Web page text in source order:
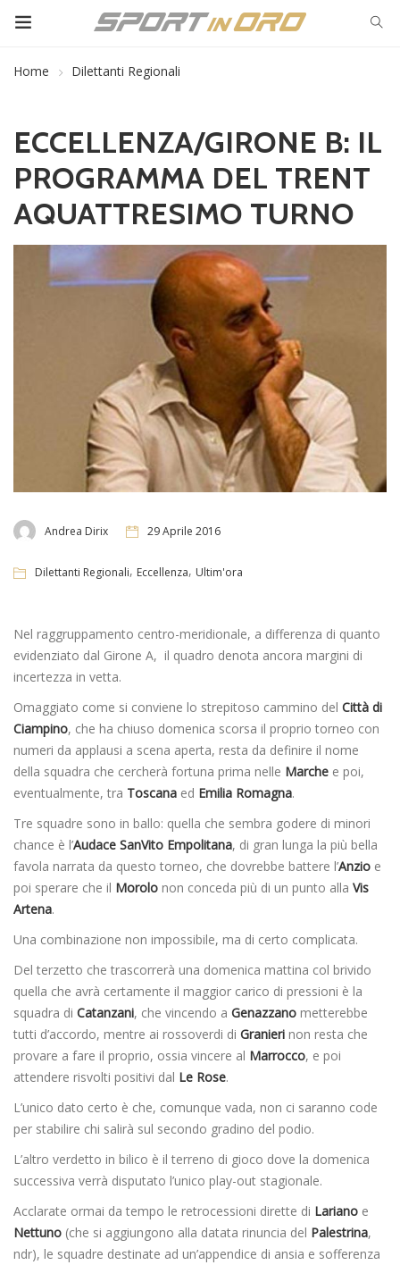
Home Dilettanti Regionali
ECCELLENZA/GIRONE B: IL
PROGRAMMA DEL TRENT
AQUATTRESIMO TURNO
Andrea Dirix 29 Aprile 2016
Dilettanti Regionali, Eccellenza, Ultim'ora
Nel raggruppamento centro-meridionale, a differenza di quanto
evidenziato dal Girone A, il quadro denota ancora margini di
incertezza in vetta.
Omaggiato come si conviene lo strepitoso cammino del Città di
Ciampino, che ha chiuso domenica scorsa il proprio torneo con
numeri da applausi a scena aperta, resta da definire il nome
della squadra che cercherà fortuna prima nelle Marche e poi,
eventualmente, tra Toscana ed Emilia Romagna.
Tre squadre sono in ballo: quella che sembra godere di minori
chance è l’Audace SanVito Empolitana, di gran lunga la più bella
favola narrata da questo torneo, che dovrebbe battere l’Anzio e
poi sperare che il Morolo non conceda più di un punto alla Vis
Artena.
Una combinazione non impossibile, ma di certo complicata.
Del terzetto che trascorrerà una domenica mattina col brivido
quella che avrà certamente il maggior carico di pressioni è la
squadra di Catanzani, che vincendo a Genazzano metterebbe
tutti d’accordo, mentre ai rossoverdi di Granieri non resta che
provare a fare il proprio, ossia vincere al Marrocco, e poi
attendere risvolti positivi dal Le Rose.
L’unico dato certo è che, comunque vada, non ci saranno code
per stabilire chi salirà sul secondo gradino del podio.
L’altro verdetto in bilico è il terreno di gioco dove la domenica
successiva verrà disputato l’unico play-out stagionale.
Acclarate ormai da tempo le retrocessioni dirette di Lariano e
Nettuno (che si aggiungono alla datata rinuncia del Palestrina,
ndr), le squadre destinate ad un’appendice di ansia e sofferenza